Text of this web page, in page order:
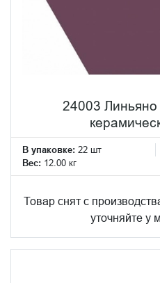
24003
В упаковке: 22 шт
Вес: 12.00 кг
Товар снят с
уточняйте у